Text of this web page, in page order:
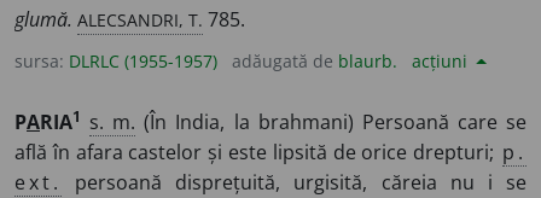
glumă. ALECSANDRI, T. 785.
sursa: DLRLC (1955-1957) adăugată de blaurb. acțiuni
PARIA1 s. m. (În India, la brahmani) Persoană care se
află în afara castelor și este lipsită de orice drepturi; p.
ext.
persoană disprețuită, urgisită, căreia nu i se